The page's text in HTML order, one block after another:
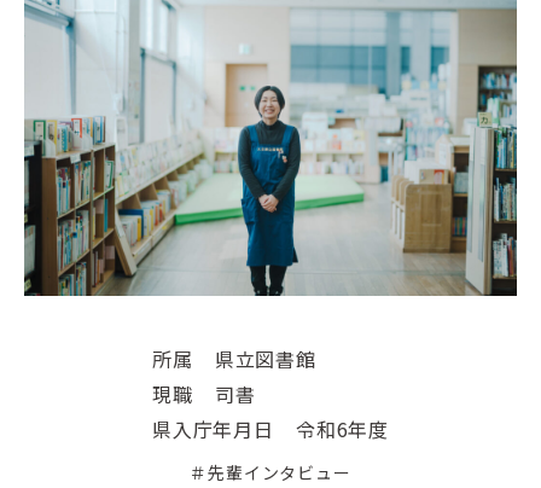
所属
県立図書館
現職
司書
県入庁年月日
令和6年度
＃先輩インタビュー